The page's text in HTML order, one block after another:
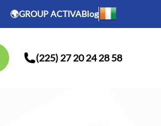
🌍GROUP ACTIVABlog
(225) 27 20 24 28 58